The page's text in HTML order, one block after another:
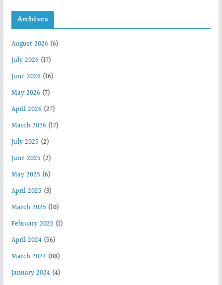
Archives
August 2026(6)
July 2026(17)
June 2026(16)
May 2026(7)
April 2026(27)
March 2026(17)
July 2025 (2)
June 2025 (2)
May 2025 (6)
April 2025 (3)
March 2025 (10)
February 2025 (1)
April 2024(56)
March 2024(88)
January 2024(4)